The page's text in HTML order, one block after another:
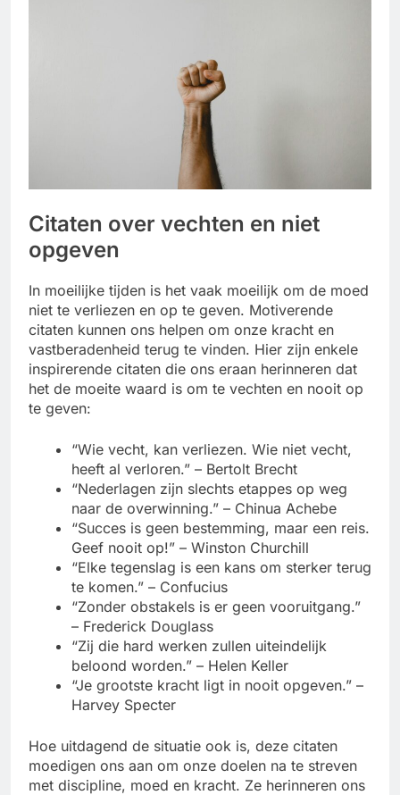
Citaten over vechten en niet
opgeven
In moeilijke tijden is het vaak moeilijk om de moed
niet te verliezen en op te geven. Motiverende
citaten kunnen ons helpen om onze kracht en
vastberadenheid terug te vinden. Hier zijn enkele
inspirerende citaten die ons eraan herinneren dat
het de moeite waard is om te vechten en nooit op
te geven:
“Wie vecht, kan verliezen. Wie niet vecht,
heeft al verloren.” – Bertolt Brecht
“Nederlagen zijn slechts etappes op weg
naar de overwinning.” – Chinua Achebe
“Succes is geen bestemming, maar een reis.
Geef nooit op!” – Winston Churchill
“Elke tegenslag is een kans om sterker terug
te komen.” – Confucius
“Zonder obstakels is er geen vooruitgang.”
– Frederick Douglass
“Zij die hard werken zullen uiteindelijk
beloond worden.” – Helen Keller
“Je grootste kracht ligt in nooit opgeven.” –
Harvey Specter
Hoe uitdagend de situatie ook is, deze citaten
moedigen ons aan om onze doelen na te streven
met discipline, moed en kracht. Ze herinneren ons